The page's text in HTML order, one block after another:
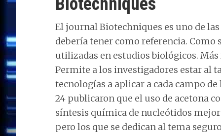
El journal Biotechniques es uno de
debería tener como referencia. Como
utilizadas en estudios biológicos.
Permite a los investigadores estar al
tecnologías a aplicar a cada campo
24 publicaron que el uso de acetona
síntesis química de nucleótidos
pero los que se dedican al tema